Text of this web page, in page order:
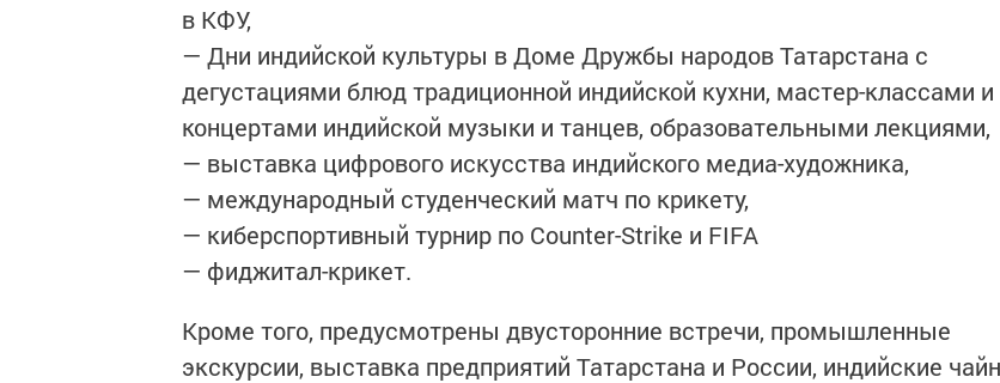
в КФУ,
— Дни индийской культуры в Доме Дружбы народов Татарстана с
дегустациями блюд традиционной индийской кухни, мастер-классами и
концертами индийской музыки и танцев, образовательными лекциями,
— выставка цифрового искусства индийского медиа-художника,
— международный студенческий матч по крикету,
— киберспортивный турнир по Counter-Strike и FIFA
— фиджитал-крикет.
Кроме того, предусмотрены двусторонние встречи, промышленные
экскурсии, выставка предприятий Татарстана и России, индийские